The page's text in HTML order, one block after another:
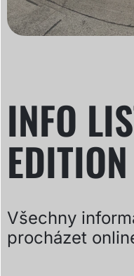
INFO
EDITION
Všechny
procházet